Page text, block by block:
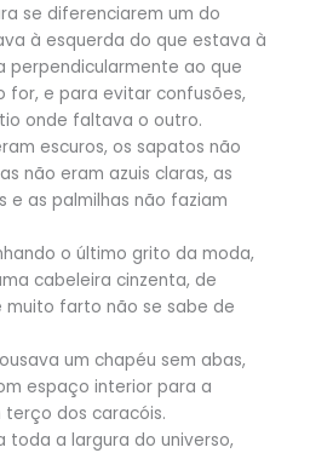
se diferenciarem um do
à esquerda do que estava à
perpendicularmente ao que
for, e para evitar confusões,
onde faltava o outro.
escuros, os sapatos não
não eram azuis claras, as
e as palmilhas não faziam
o último grito da moda,
cabeleira cinzenta, de
farto não se sabe de
um chapéu sem abas,
espaço interior para a
dos caracóis.
toda a largura do universo,